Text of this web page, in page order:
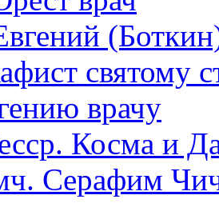
святому
врачу
Косма и
Серафим